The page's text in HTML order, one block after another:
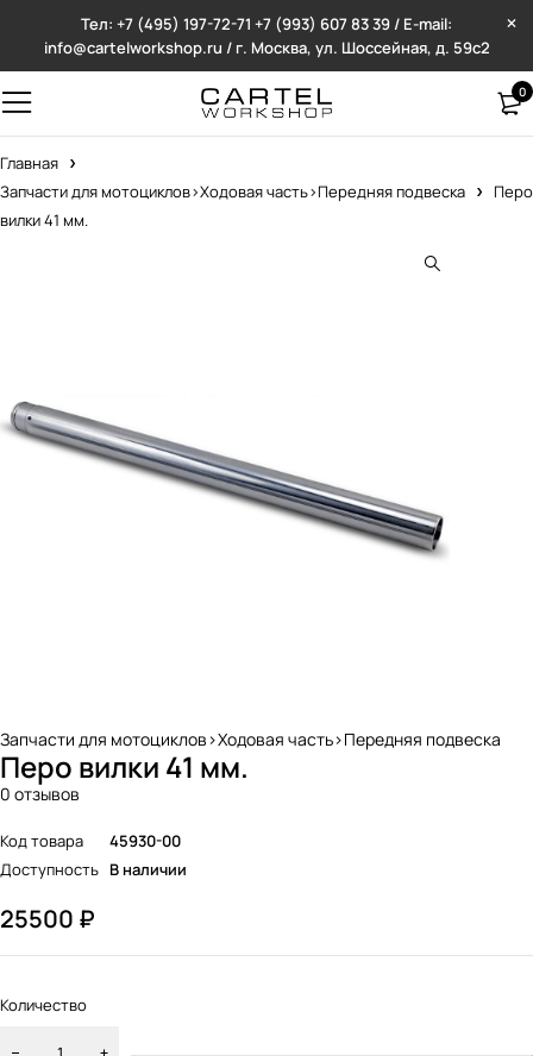
Тел: +7 (495) 197-72-71 +7 (993) 607 83 39 / E-mail:
info@cartelworkshop.ru / г. Москва, ул. Шоссейная, д. 59с2
0
Главная
Запчасти для мотоциклов>Ходовая часть>Передняя подвеска
Перо
вилки 41 мм.
Запчасти для мотоциклов>Ходовая часть>Передняя подвеска
Перо вилки 41 мм.
0 отзывов
Код товара
45930-00
Доступность В наличии
25500 ₽
Количество